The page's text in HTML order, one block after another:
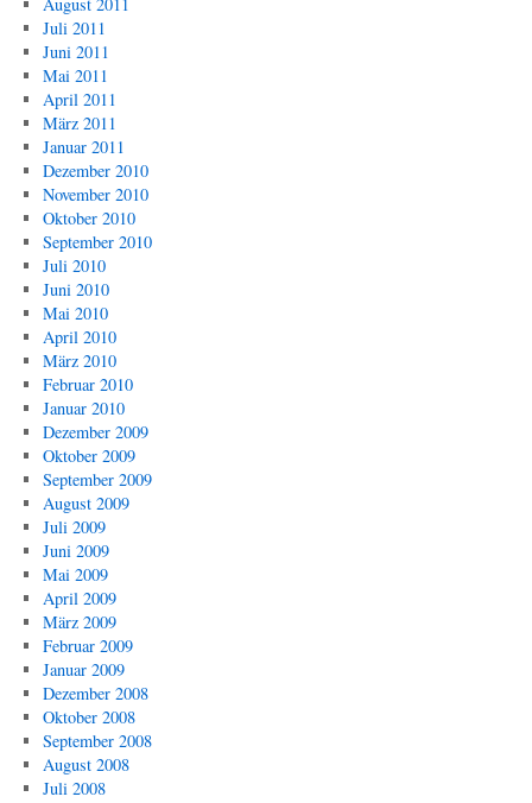
Juli 2011
Juni 2011
Mai 2011
April 2011
März 2011
Januar 2011
Dezember 2010
November 2010
Oktober 2010
September 2010
Juli 2010
Juni 2010
Mai 2010
April 2010
März 2010
Februar 2010
Januar 2010
Dezember 2009
Oktober 2009
September 2009
August 2009
Juli 2009
Juni 2009
Mai 2009
April 2009
März 2009
Februar 2009
Januar 2009
Dezember 2008
Oktober 2008
September 2008
August 2008
Juli 2008